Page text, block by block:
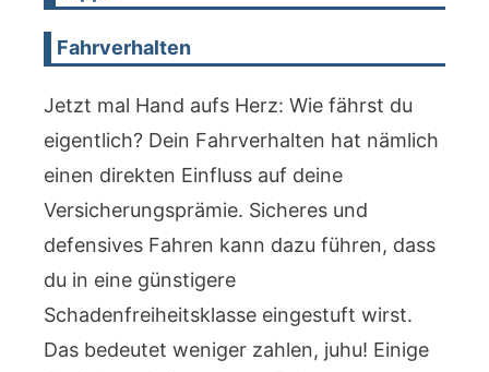
Fahrverhalten
Jetzt mal Hand aufs Herz: Wie fährst du
eigentlich? Dein Fahrverhalten hat nämlich
einen direkten Einfluss auf deine
Versicherungsprämie. Sicheres und
defensives Fahren kann dazu führen, dass
du in eine günstigere
Schadenfreiheitsklasse eingestuft wirst.
Das bedeutet weniger zahlen, juhu! Einige